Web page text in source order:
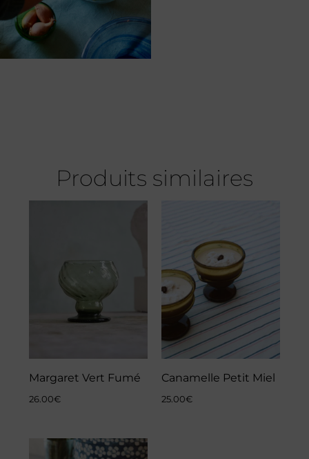
Produits similaires
Margaret Vert Fumé
26.00€
Canamelle Petit Miel
25.00€